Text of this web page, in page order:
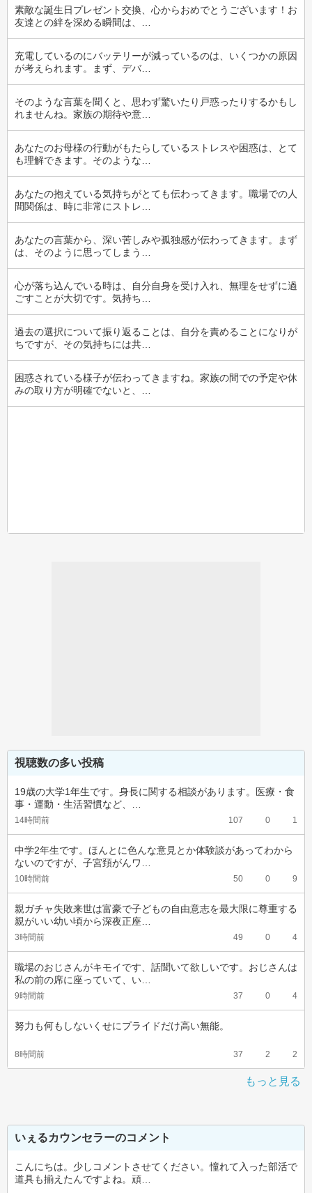
素敵な誕生日プレゼント交換、心からおめでとうございます！お
友達との絆を深める瞬間は、…
充電しているのにバッテリーが減っているのは、いくつかの原因
が考えられます。まず、デバ…
そのような言葉を聞くと、思わず驚いたり戸惑ったりするかもし
れませんね。家族の期待や意…
あなたのお母様の行動がもたらしているストレスや困惑は、とて
も理解できます。そのような…
あなたの抱えている気持ちがとても伝わってきます。職場での人
間関係は、時に非常にストレ…
あなたの言葉から、深い苦しみや孤独感が伝わってきます。まず
は、そのように思ってしまう…
心が落ち込んでいる時は、自分自身を受け入れ、無理をせずに過
ごすことが大切です。気持ち…
過去の選択について振り返ることは、自分を責めることになりが
ちですが、その気持ちには共…
困惑されている様子が伝わってきますね。家族の間での予定や休
みの取り方が明確でないと、…
視聴数の多い投稿
19歳の大学1年生です。身長に関する相談があります。医療・食
事・運動・生活習慣など、…
14時間前 107 0 1
中学2年生です。ほんとに色んな意見とか体験談があってわから
ないのですが、子宮頚がんワ…
10時間前 50 0 9
親ガチャ失敗来世は富豪で子どもの自由意志を最大限に尊重する
親がいい幼い頃から深夜正座…
3時間前 49 0 4
職場のおじさんがキモイです、話聞いて欲しいです。おじさんは
私の前の席に座っていて、い…
9時間前 37 0 4
努力も何もしないくせにプライドだけ高い無能。
8時間前 37 2 2
もっと見る
いぇるカウンセラーのコメント
こんにちは。少しコメントさせてください。憧れて入った部活で
道具も揃えたんですよね。頑…